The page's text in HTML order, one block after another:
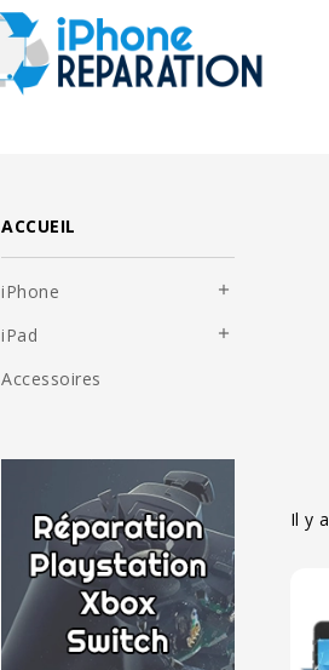
ACCUEIL
iPhone 
iPad 
Accessoires
Il y